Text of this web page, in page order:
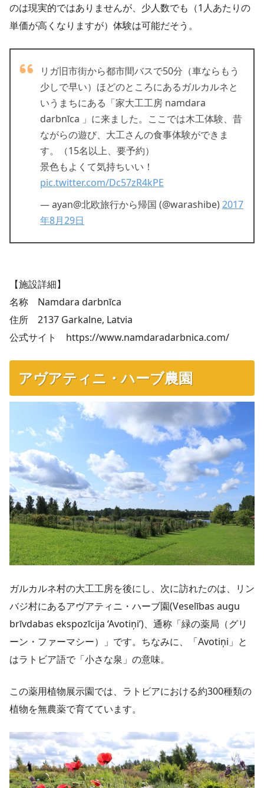
のは現実的ではありませんが、少人数でも（1人あたりの
単価が高くなりますが）体験は可能だそう。
リガ旧市街から都市間バスで50分（車ならもう
少しで早い）ほどのところにあるガルカルネと
いうまちにある「家大工工房 namdara
darbnīca 」に来ました。ここでは木工体験、昔
ながらの遊び、大工さんの食事体験ができま
す。（15名以上、要予約）
景色もよくて気持ちいい！
pic.twitter.com/Dc57zR4kPE
— ayan@北欧旅行から帰国 (@warashibe)2017
年8月29日
【施設詳細】
名称 Namdara darbnīca
住所 2137 Garkalne, Latvia
公式サイト https://www.namdaradarbnica.com/
アヴアティニ・ハーブ農園
ガルカルネ村の大工工房を後にし、次に訪れたのは、リン
バジ村にあるアヴアティニ・ハーブ園(Veselības augu
brīvdabas ekspozīcija ‘Avotiņi’)、通称「緑の薬局（グリ
ーン・ファーマシー）」です。ちなみに、「Avotiņi」と
はラトビア語で「小さな泉」の意味。
この薬用植物展示園では、ラトビアにおける約300種類の
植物を無農薬で育てています。